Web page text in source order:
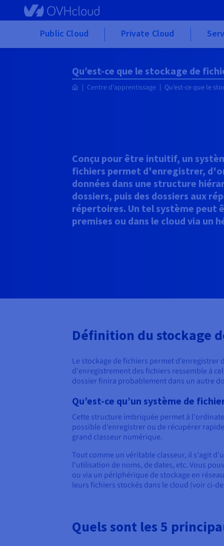
Skip to main content
Public Cloud Private Cloud
Qu’est-ce que le stockage de
Centre d'apprentissage Qu’est-ce que le
Conçu pour être intuitif, un
fichiers permet d'enregistrer,
données dans une structure
dossiers, puis des dossiers aux
répertoires. Un tel système peut
premises ou dans le cloud via un
Définition du stockage
Le stockage de fichiers permet
d'enregistrement des fichiers ressemble à
dossier finira probablement dans un autre
Qu’est-ce qu’un système de
Cette structure imbriquée permet à
possible d’enregistrer ou de récupérer
grand classeur numérique.
Tout comme un véritable classeur, il s'agit
l'utilisation de noms, de dates, etc. Vous
ou via un périphérique de stockage en
leurs fichiers stockés dans le cloud (voir ci-
Quels sont les 5